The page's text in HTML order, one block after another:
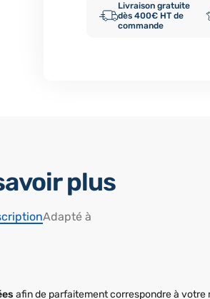
Livraison gratuite
dès 400€ HT de
commande
plus
Adapté à
afin de parfaitement correspondre à votre